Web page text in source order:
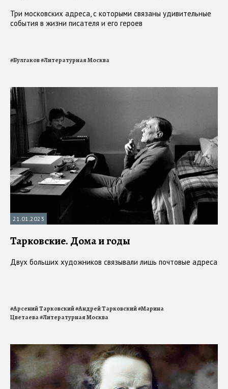
Три московских адреса, с которыми связаны удивительные
события в жизни писателя и его героев
#Булгаков#Литературная Москва
21.01.2023
Тарковские. Дома и годы
Двух больших художников связывали лишь почтовые адреса
#Арсений Тарковский#Андрей Тарковский#Марина
Цветаева#Литературная Москва